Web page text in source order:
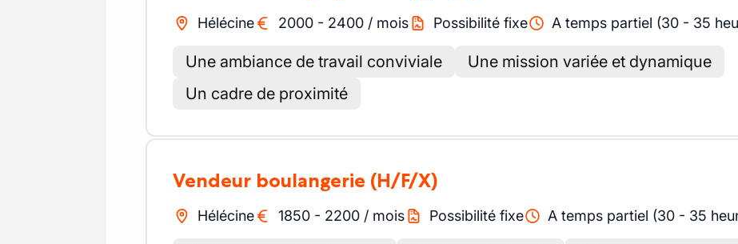
Hélécine 2000 - 2400 / mois Possibilité fixe A temps partiel (30 - 35
Une ambiance de travail conviviale
Une mission variée et dynamique
Un cadre de proximité
Vendeur boulangerie (H/F/X)
Hélécine 1850 - 2200 / mois Possibilité fixe A temps partiel (30 - 35